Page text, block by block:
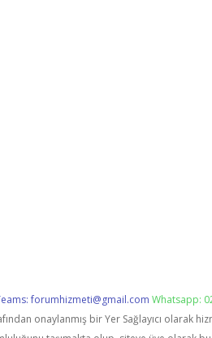
forumhizmeti@gmail.com Whatsapp:
onaylanmış bir Yer Sağlayıcı